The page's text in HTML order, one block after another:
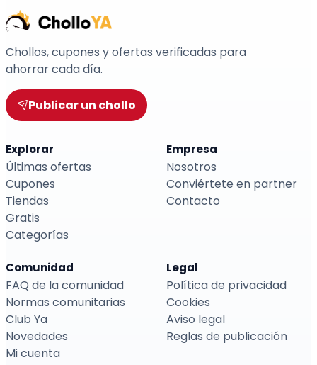
Chollos, cupones y ofertas verificadas para
ahorrar cada día.
Publicar un chollo
Explorar
Últimas ofertas
Cupones
Tiendas
Gratis
Categorías
Empresa
Nosotros
Conviértete en partner
Contacto
Comunidad
FAQ de la comunidad
Normas comunitarias
Club Ya
Novedades
Mi cuenta
Legal
Política de privacidad
Cookies
Aviso legal
Reglas de publicación